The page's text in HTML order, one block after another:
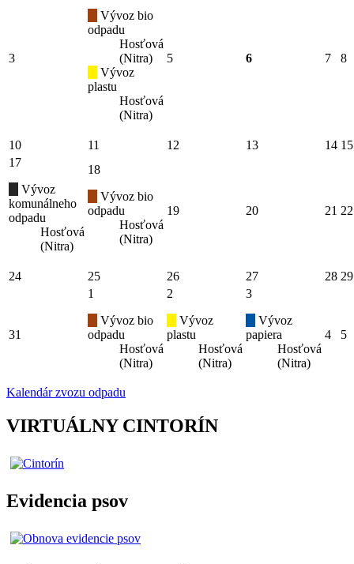
3
Vývoz bio
odpadu
Hosťová
(Nitra)
Vývoz
plastu
Hosťová
(Nitra)
5 6 7 8
10 11 12 13 14 15
17
Vývoz
komunálneho
odpadu
Hosťová
(Nitra)
18
Vývoz bio
odpadu
Hosťová
(Nitra)
19 20 21 22
24 25 26 27 28 29
31
1
Vývoz bio
odpadu
Hosťová
(Nitra)
2
Vývoz
plastu
Hosťová
(Nitra)
3
Vývoz
papiera
Hosťová
(Nitra)
4 5
Kalendár zvozu odpadu
VIRTUÁLNY CINTORÍN
Evidencia psov